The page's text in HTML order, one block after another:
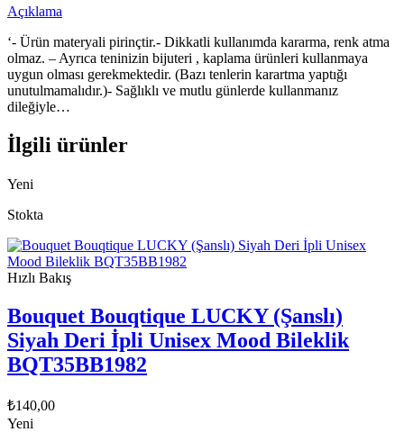
Açıklama
‘- Ürün materyali pirinçtir.- Dikkatli kullanımda kararma, renk atma
olmaz. – Ayrıca teninizin bijuteri , kaplama ürünleri kullanmaya
uygun olması gerekmektedir. (Bazı tenlerin karartma yaptığı
unutulmamalıdır.)- Sağlıklı ve mutlu günlerde kullanmanız
dileğiyle…
İlgili ürünler
Yeni
Stokta
Hızlı Bakış
Bouquet Bouqtique LUCKY (Şanslı)
Siyah Deri İpli Unisex Mood Bileklik
BQT35BB1982
₺140,00
Yeni